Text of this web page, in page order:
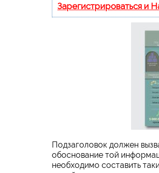
Зарегистрироваться и
Подзаголовок должен
обоснование той
необходимо составить